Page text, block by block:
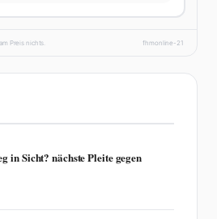
Preis nichts. fhmonline-21
in Sicht? nächste Pleite gegen